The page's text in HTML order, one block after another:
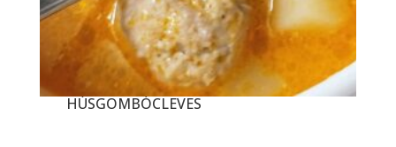
HÚSGOMBÓCLEVES